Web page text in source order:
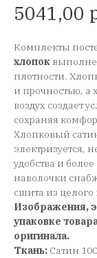
5041,00
Комплекты
хлопок
плотности.
и прочностью, а
воздух создает
сохраняя
Хлопковый
электризуется,
удобства и
наволочки
сшита из
Изображения,
упаковке
оригинала.
Ткань: Сатин